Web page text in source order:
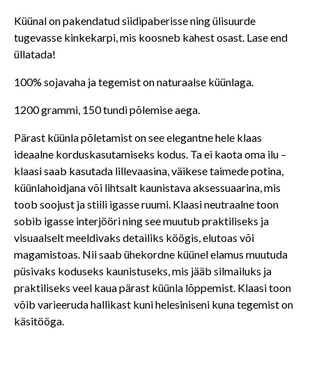
Küünal on pakendatud siidipaberisse ning ülisuurde
tugevasse kinkekarpi, mis koosneb kahest osast. Lase end
üllatada!
100% sojavaha ja tegemist on naturaalse küünlaga.
1200 grammi, 150 tundi põlemise aega.
Pärast küünla põletamist on see elegantne hele klaas
ideaalne korduskasutamiseks kodus. Ta ei kaota oma ilu –
klaasi saab kasutada lillevaasina, väikese taimede potina,
küünlahoidjana või lihtsalt kaunistava aksessuaarina, mis
toob soojust ja stiili igasse ruumi. Klaasi neutraalne toon
sobib igasse interjööri ning see muutub praktiliseks ja
visuaalselt meeldivaks detailiks köögis, elutoas või
magamistoas. Nii saab ühekordne küünel elamus muutuda
püsivaks koduseks kaunistuseks, mis jääb silmailuks ja
praktiliseks veel kaua pärast küünla lõppemist. Klaasi toon
võib varieeruda hallikast kuni helesiniseni kuna tegemist on
käsitööga.